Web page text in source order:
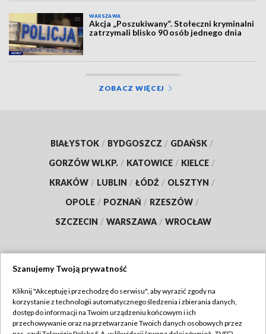
WARSZAWA
Akcja „Poszukiwany”. Stołeczni kryminalni
zatrzymali blisko 90 osób jednego dnia
ZOBACZ WIĘCEJ
BIAŁYSTOK / BYDGOSZCZ / GDAŃSK /
GORZÓW WLKP. / KATOWICE / KIELCE /
KRAKÓW / LUBLIN / ŁÓDŹ / OLSZTYN /
OPOLE / POZNAŃ / RZESZÓW /
SZCZECIN / WARSZAWA / WROCŁAW
TVP
Abonament TVP
Regulamin TVP
Szanujemy Twoją prywatność
Kliknij "Akceptuję i przechodzę do serwisu", aby wyrazić zgody na
korzystanie z technologii automatycznego śledzenia i zbierania danych,
dostęp do informacji na Twoim urządzeniu końcowym i ich
przechowywanie oraz na przetwarzanie Twoich danych osobowych przez